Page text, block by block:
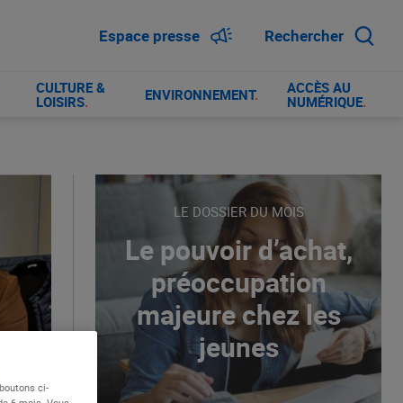
Espace presse Rechercher
CULTURE &
LOISIRS. ENVIRONNEMENT.
ACCÈS AU
NUMÉRIQUE.
LE DOSSIER DU MOIS
Le pouvoir d’achat,
préoccupation
majeure chez les
jeunes
ci-